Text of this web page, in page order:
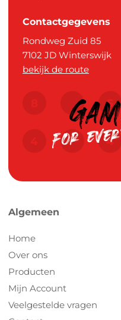
Contactgegevens
Rondweg Zuid 85
7102 JD Winterswijk
bekijk de route
Algemeen
Home
Over ons
Producten
Mijn Account
Veelgestelde vragen